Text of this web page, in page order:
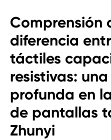
Comprensión
diferencia
táctiles
resistivas:
profunda en
de pantallas
Zhunyi